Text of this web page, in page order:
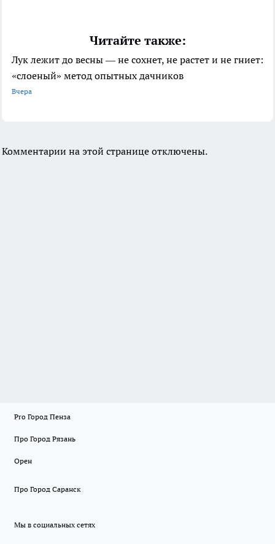
Читайте также:
Лук лежит до весны — не сохнет, не растет и не гниет:
«слоеный» метод опытных дачников
Вчера
Комментарии на этой странице отключены.
Pro Город Пенза
Про Город Рязань
Орен
Про Город Саранск
Мы в социальных сетях